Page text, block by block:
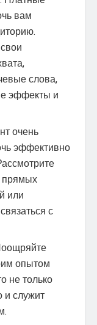
вам
слова,
эффекты и
очень
эффективно
прямых
или
с
опытом
не только
и служит